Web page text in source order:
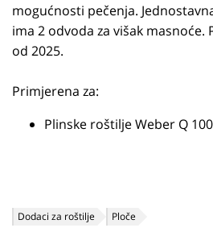
mogućnosti pečenja.
ima 2 odvoda za višak masnoće.
od 2025.
Primjerena za:
Plinske roštilje Weber Q
Dodaci za roštilje Ploče